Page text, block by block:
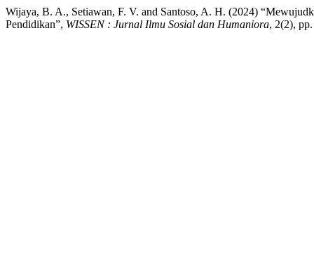
Wijaya, B. A., Setiawan, F. V. and Santoso, A. H. (2024)
Pendidikan”, WISSEN : Jurnal Ilmu Sosial dan Humaniora, 2(2),